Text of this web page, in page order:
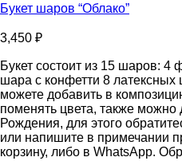
Букет шаров “Облако”
3,450 ₽
Букет состоит из 15 шаров: 4
шара с конфетти 8 латексных
можете добавить в
поменять цвета, также
Рождения, для этого
или напишите в примечании
корзину, либо в WhatsApp.